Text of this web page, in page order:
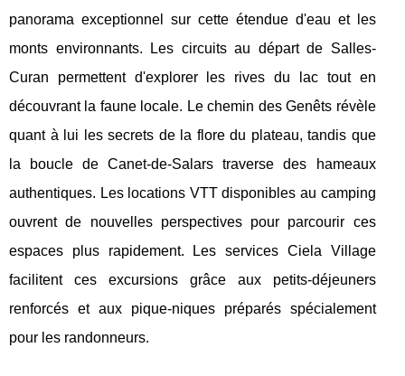
panorama exceptionnel sur cette étendue d'eau et les
monts environnants. Les circuits au départ de Salles-
Curan permettent d'explorer les rives du lac tout en
découvrant la faune locale. Le chemin des Genêts révèle
quant à lui les secrets de la flore du plateau, tandis que
la boucle de Canet-de-Salars traverse des hameaux
authentiques. Les locations VTT disponibles au camping
ouvrent de nouvelles perspectives pour parcourir ces
espaces plus rapidement. Les services Ciela Village
facilitent ces excursions grâce aux petits-déjeuners
renforcés et aux pique-niques préparés spécialement
pour les randonneurs.